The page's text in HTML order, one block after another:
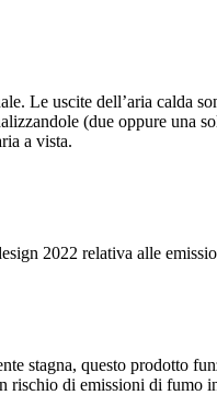
Le uscite dell’aria calda
(due oppure una
a vista.
2022 relativa alle
stagna, questo prodotto
rischio di emissioni di fumo